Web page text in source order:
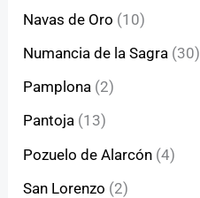
Navas de Oro (10)
Numancia de la Sagra (30)
Pamplona (2)
Pantoja (13)
Pozuelo de Alarcón (4)
San Lorenzo (2)